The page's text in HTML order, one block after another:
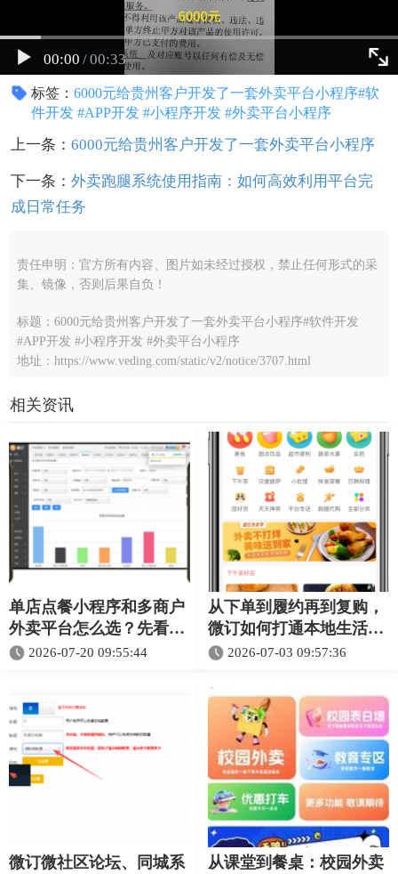
00:00 /00:33
标签：6000元给贵州客户开发了一套外卖平台小程序#软
件开发 #APP开发 #小程序开发 #外卖平台小程序
上一条： 6000元给贵州客户开发了一套外卖平台小程序
下一条： 外卖跑腿系统使用指南：如何高效利用平台完
成日常任务
责任申明：官方所有内容、图片如未经过授权，禁止任何形式的采
集、镜像，否则后果自负！
标题：6000元给贵州客户开发了一套外卖平台小程序#软件开发
#APP开发 #小程序开发 #外卖平台小程序
地址：https://www.veding.com/static/v2/notice/3707.html
相关资讯
单店点餐小程序和多商户
外卖平台怎么选？先看经
营关系
2026-07-20 09:55:44
从下单到履约再到复购，
微订如何打通本地生活平
台的多角色运营链路
2026-07-03 09:57:36
微订微社区论坛、同城系
从课堂到餐桌：校园外卖